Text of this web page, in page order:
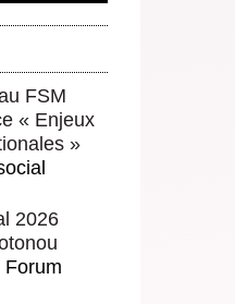
FSM
« Enjeux
»
2026
Forum